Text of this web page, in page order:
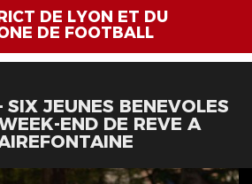
DE LYON ET DU
DE FOOTBALL
SIX JEUNES BENEVOLES
END DE REVE A